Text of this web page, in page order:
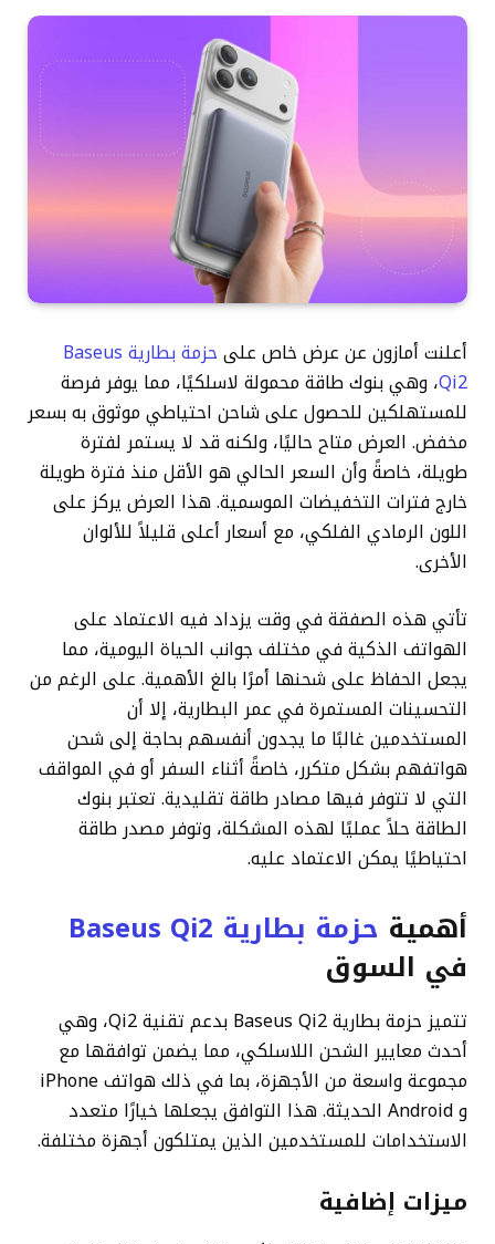
أعلنت أمازون عن عرض خاص على
حزمة بطارية Baseus
Qi2، وهي بنوك طاقة محمولة لاسلكيًا، مما يوفر فرصة
للمستهلكين للحصول على شاحن احتياطي موثوق به بسعر
مخفض. العرض متاح حاليًا، ولكنه قد لا يستمر لفترة
طويلة، خاصةً وأن السعر الحالي هو الأقل منذ فترة طويلة
خارج فترات التخفيضات الموسمية. هذا العرض يركز على
اللون الرمادي الفلكي، مع أسعار أعلى قليلاً للألوان
الأخرى.
تأتي هذه الصفقة في وقت يزداد فيه الاعتماد على
الهواتف الذكية في مختلف جوانب الحياة اليومية، مما
يجعل الحفاظ على شحنها أمرًا بالغ الأهمية. على الرغم من
التحسينات المستمرة في عمر البطارية، إلا أن
المستخدمين غالبًا ما يجدون أنفسهم بحاجة إلى شحن
هواتفهم بشكل متكرر، خاصةً أثناء السفر أو في المواقف
التي لا تتوفر فيها مصادر طاقة تقليدية. تعتبر بنوك
الطاقة حلاً عمليًا لهذه المشكلة، وتوفر مصدر طاقة
احتياطيًا يمكن الاعتماد عليه.
أهمية حزمة بطارية Baseus Qi2
في السوق
تتميز حزمة بطارية Baseus Qi2 بدعم تقنية Qi2، وهي
أحدث معايير الشحن اللاسلكي، مما يضمن توافقها مع
مجموعة واسعة من الأجهزة، بما في ذلك هواتف iPhone
و Android الحديثة. هذا التوافق يجعلها خيارًا متعدد
الاستخدامات للمستخدمين الذين يمتلكون أجهزة مختلفة.
ميزات إضافية